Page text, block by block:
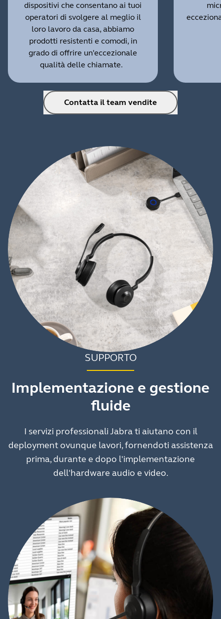
dispositivi che consentano ai tuoi
operatori di svolgere al meglio il
loro lavoro da casa, abbiamo
prodotti resistenti e comodi, in
grado di offrire un'eccezionale
qualità delle chiamate.
Contatta il team vendite
SUPPORTO
Implementazione e gestione
fluide
I servizi professionali Jabra ti aiutano con il
deployment ovunque lavori, fornendoti assistenza
prima, durante e dopo l'implementazione
dell'hardware audio e video.